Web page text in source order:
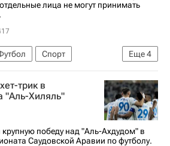
лица не могут принимать
Еще4
Спорт
Аль-Наср
Аль-Ахли (Каир)
трик в
"Аль-Хиляль"
победу над "Аль-Ахдудом" в
Саудовской Аравии по футболу.